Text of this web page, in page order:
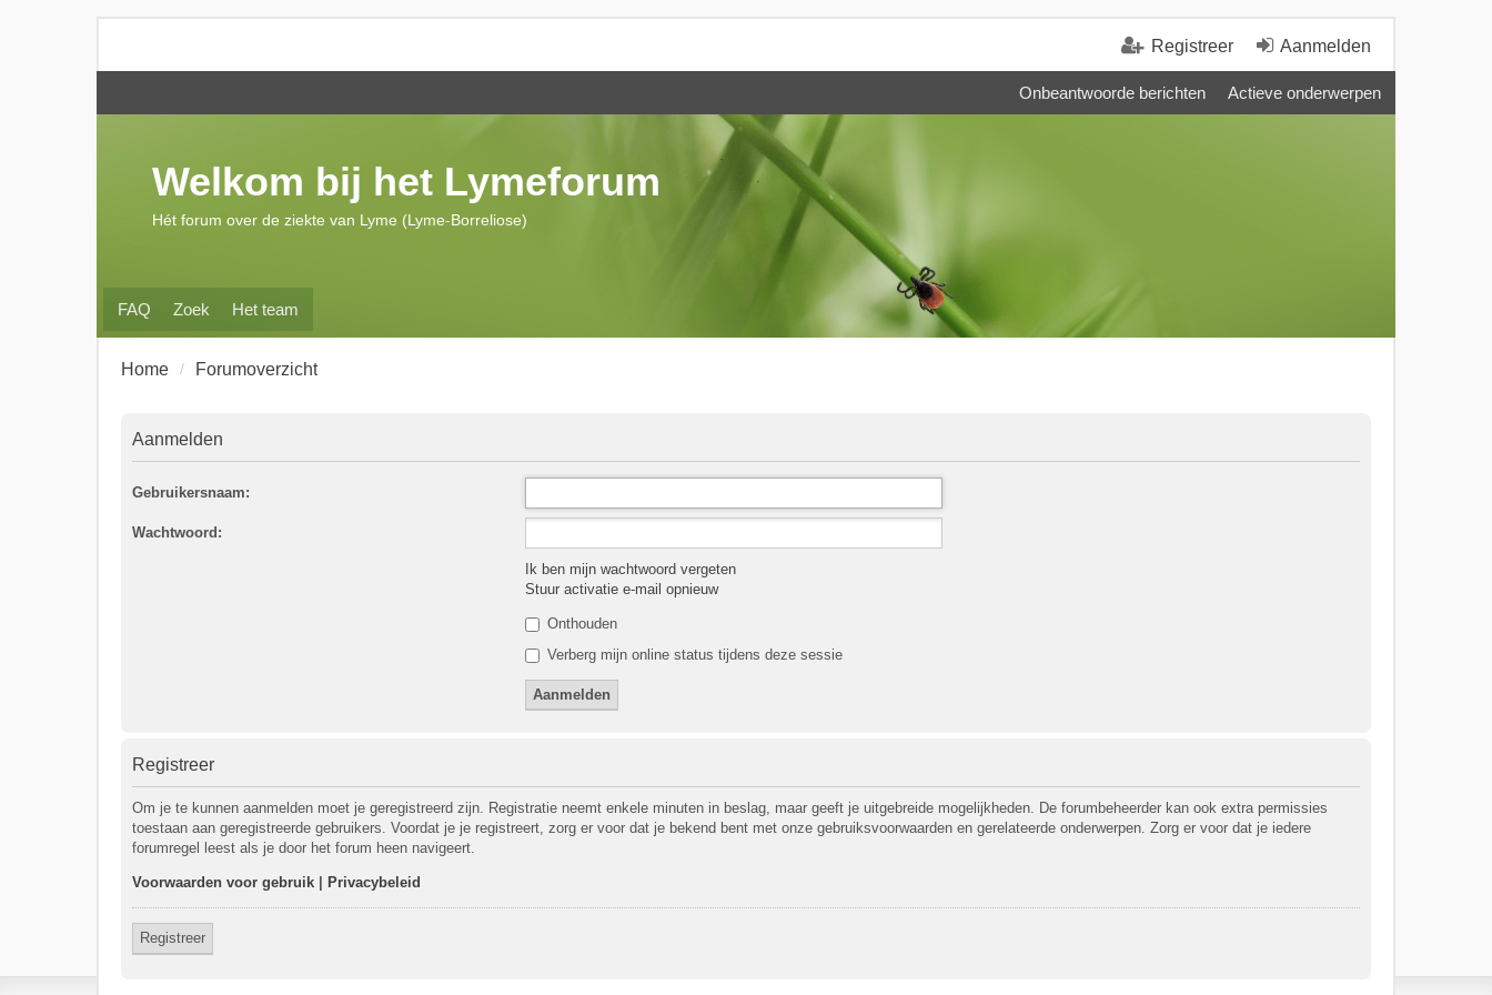
Aanmelden
Registreer
Onbeantwoorde berichten Actieve onderwerpen
FAQ Zoek Het team
Welkom bij het Lymeforum
Hét forum over de ziekte van Lyme (Lyme-Borreliose)
Home Forumoverzicht
Aanmelden
Gebruikersnaam:
Wachtwoord:
Ik ben mijn wachtwoord vergeten
Stuur activatie e-mail opnieuw
Onthouden
Verberg mijn online status tijdens deze sessie
Registreer
Om je te kunnen aanmelden moet je geregistreerd zijn. Registratie neemt enkele minuten in beslag, maar geeft je uitgebreide mogelijkheden. De forumbeheerder kan ook extra permissies
toestaan aan geregistreerde gebruikers. Voordat je je registreert, zorg er voor dat je bekend bent met onze gebruiksvoorwaarden en gerelateerde onderwerpen. Zorg er voor dat je iedere
forumregel leest als je door het forum heen navigeert.
Voorwaarden voor gebruik Privacybeleid
Registreer